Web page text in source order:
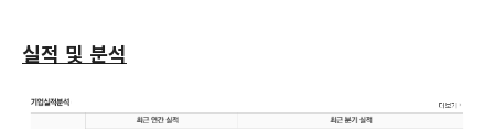
실적 및 분석